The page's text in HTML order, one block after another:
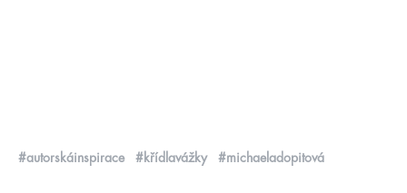
#autorskáinspirace #křídlavážky #michaeladopitová